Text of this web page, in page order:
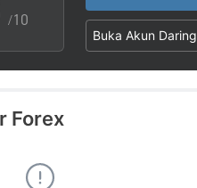
/10
Buka Akun Daring
Forex